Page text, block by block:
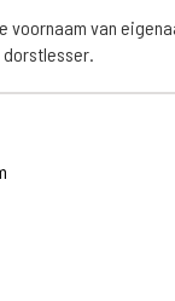
voornaam van
dorstlesser.